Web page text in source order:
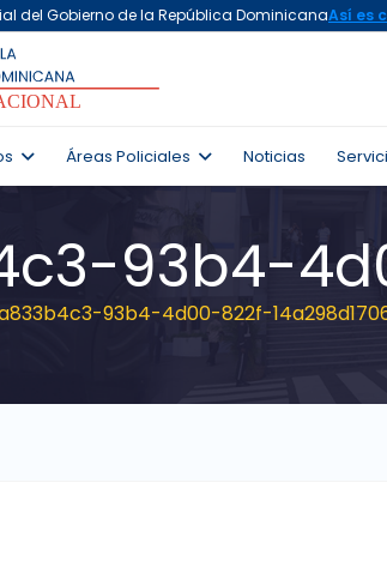
Áreas Policiales Noticias
93b4-
93b4-4d00-822f-